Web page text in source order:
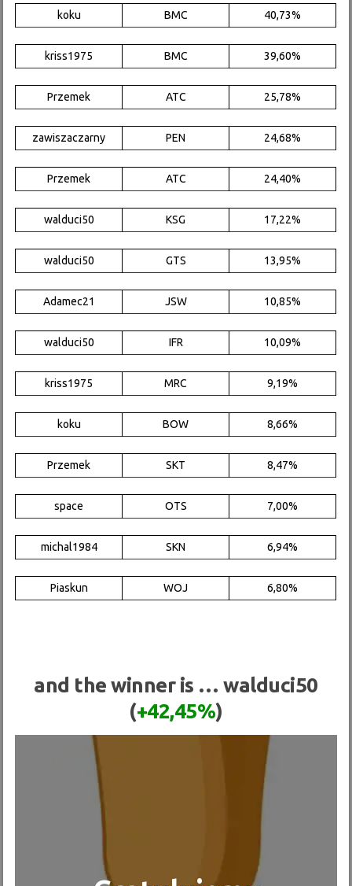
koku BMC 40,73%
kriss1975 BMC 39,60%
Przemek ATC 25,78%
zawiszaczarny PEN 24,68%
Przemek ATC 24,40%
walduci50 KSG 17,22%
walduci50 GTS 13,95%
Adamec21 JSW 10,85%
walduci50 IFR 10,09%
kriss1975 MRC 9,19%
koku BOW 8,66%
Przemek SKT 8,47%
space OTS 7,00%
michal1984 SKN 6,94%
Piaskun WOJ 6,80%
and the winner is … walduci50
(+42,45%)